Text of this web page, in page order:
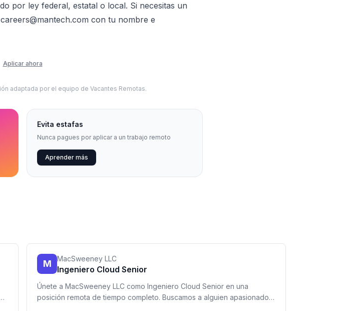
por ley federal, estatal o local. Si necesitas un
con tu nombre e
Aplicar ahora
adaptada por el equipo de Vacantes Remotas.
Evita estafas
Nunca pagues por aplicar a un trabajo remoto
Aprender más
M MacSweeney LLC
Ingeniero Cloud Senior
Únete a MacSweeney LLC como Ingeniero Cloud Senior en una
posición remota de tiempo completo. Buscamos a alguien apasionado